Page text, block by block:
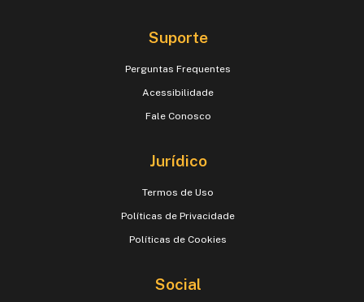
Suporte
Perguntas Frequentes
Acessibilidade
Fale Conosco
Jurídico
Termos de Uso
Políticas de Privacidade
Políticas de Cookies
Social